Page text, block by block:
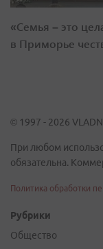
«Семья – это
в Приморье
© 1997 - 2026
При любом
обязательна.
Политика обработки
Рубрики
Общество